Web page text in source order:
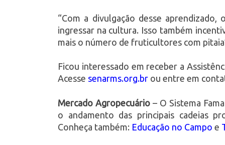
“Com a divulgação desse
ingressar na cultura. Isso também
mais o número de fruticultores com
Ficou interessado em receber a
Acesse senarms.org.br ou entre em
Mercado Agropecuário – O Sistema
o andamento das principais cadeias
Conheça também: Educação no Campo e